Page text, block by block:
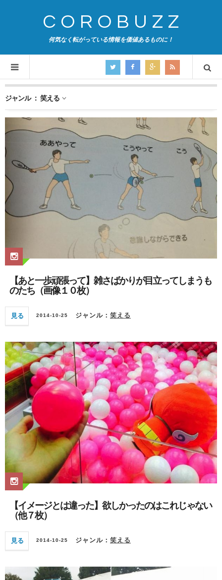
COROBUZZ
何気なく転がっている情報を価値あるものに！
ジャンル ： 笑える
【あと一歩頑張って】雑さばかりが目立ってしまうも
のたち（画像１０枚）
見る 2014-10-25 ジャンル： 笑える
【イメージとは違った】欲しかったのはこれじゃない
（他７枚）
見る 2014-10-25 ジャンル： 笑える